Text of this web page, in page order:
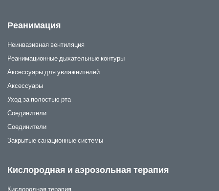
Реанимация
Неинвазивная вентиляция
Реанимационные дыхательные контуры
Аксессуары для увлажнителей
Аксессуары
Уход за полостью рта
Соединители
Соединители
Закрытые санационные системы
Кислородная и аэрозольная терапия
Кислородная терапия